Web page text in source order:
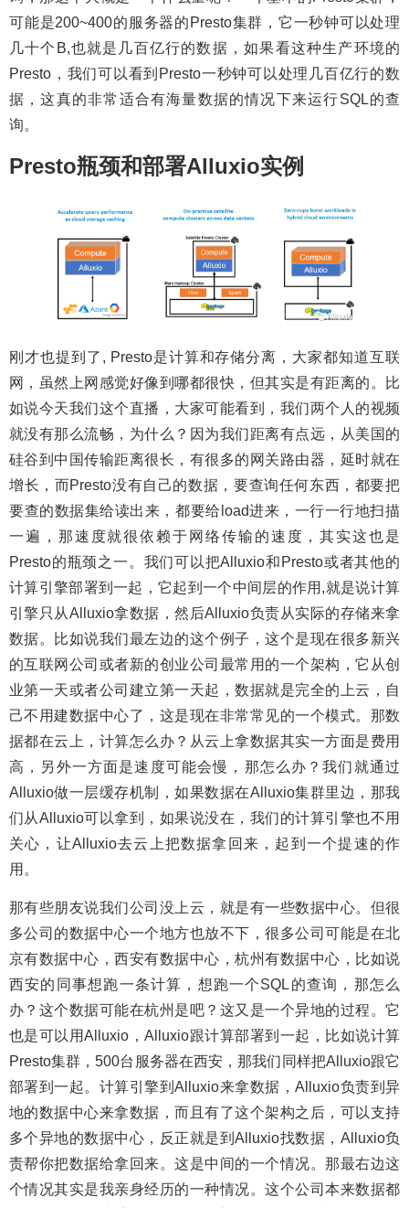
可能是200~400的服务器的Presto集群，它一秒钟可以处理
几十个B,也就是几百亿行的数据，如果看这种生产环境的
Presto，我们可以看到Presto一秒钟可以处理几百亿行的数
据，这真的非常适合有海量数据的情况下来运行SQL的查
询。
Presto瓶颈和部署Alluxio实例
刚才也提到了, Presto是计算和存储分离，大家都知道互联
网，虽然上网感觉好像到哪都很快，但其实是有距离的。比
如说今天我们这个直播，大家可能看到，我们两个人的视频
就没有那么流畅，为什么？因为我们距离有点远，从美国的
硅谷到中国传输距离很长，有很多的网关路由器，延时就在
增长，而Presto没有自己的数据，要查询任何东西，都要把
要查的数据集给读出来，都要给load进来，一行一行地扫描
一遍，那速度就很依赖于网络传输的速度，其实这也是
Presto的瓶颈之一。我们可以把Alluxio和Presto或者其他的
计算引擎部署到一起，它起到一个中间层的作用,就是说计算
引擎只从Alluxio拿数据，然后Alluxio负责从实际的存储来拿
数据。比如说我们最左边的这个例子，这个是现在很多新兴
的互联网公司或者新的创业公司最常用的一个架构，它从创
业第一天或者公司建立第一天起，数据就是完全的上云，自
己不用建数据中心了，这是现在非常常见的一个模式。那数
据都在云上，计算怎么办？从云上拿数据其实一方面是费用
高，另外一方面是速度可能会慢，那怎么办？我们就通过
Alluxio做一层缓存机制，如果数据在Alluxio集群里边，那我
们从Alluxio可以拿到，如果说没在，我们的计算引擎也不用
关心，让Alluxio去云上把数据拿回来，起到一个提速的作
用。
那有些朋友说我们公司没上云，就是有一些数据中心。但很
多公司的数据中心一个地方也放不下，很多公司可能是在北
京有数据中心，西安有数据中心，杭州有数据中心，比如说
西安的同事想跑一条计算，想跑一个SQL的查询，那怎么
办？这个数据可能在杭州是吧？这又是一个异地的过程。它
也是可以用Alluxio，Alluxio跟计算部署到一起，比如说计算
Presto集群，500台服务器在西安，那我们同样把Alluxio跟它
部署到一起。计算引擎到Alluxio来拿数据，Alluxio负责到异
地的数据中心来拿数据，而且有了这个架构之后，可以支持
多个异地的数据中心，反正就是到Alluxio找数据，Alluxio负
责帮你把数据给拿回来。这是中间的一个情况。那最右边这
个情况其实是我亲身经历的一种情况。这个公司本来数据都